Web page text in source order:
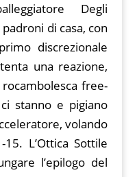
Degli
di casa, con
discrezionale
una reazione,
free-
stanno e pigiano
volando
L’Ottica Sottile
l’epilogo del